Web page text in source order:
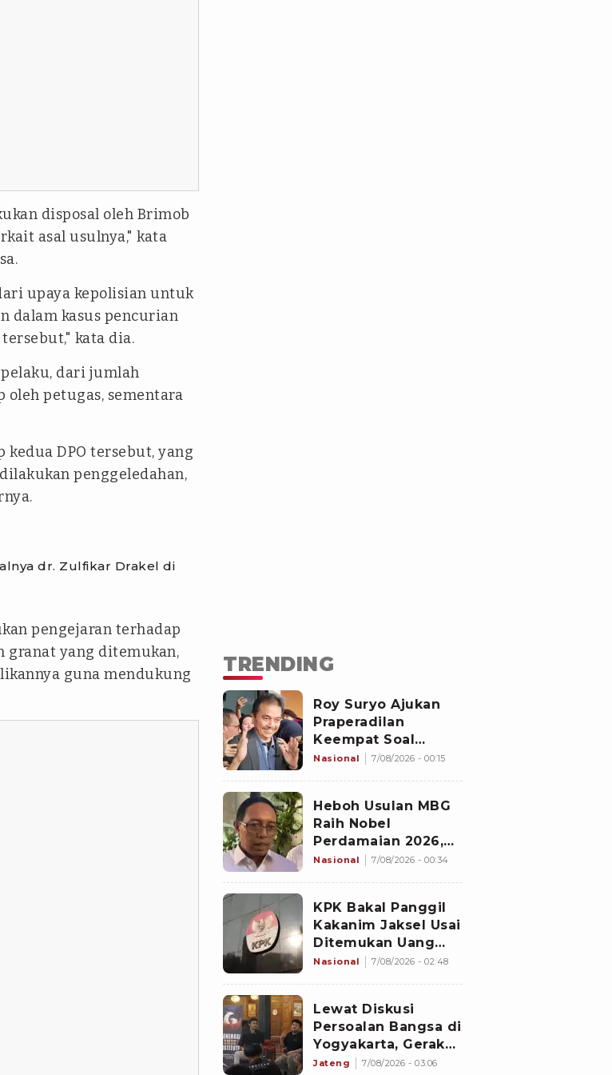
disposal oleh Brimob
asal usulnya," kata
upaya kepolisian untuk
dalam kasus pencurian
kata dia.
dari jumlah
petugas, sementara
DPO tersebut, yang
penggeledahan,
dr. Zulfikar Drakel di
pengejaran terhadap
granat yang ditemukan,
guna mendukung
TRENDING
Roy Suryo Ajukan
Praperadilan
Keempat Soal
Status Cekal
Nasional 7/08/2026 - 00:15
Heboh Usulan MBG
Raih Nobel
Perdamaian 2026,
Istana Akhirnya
Nasional 7/08/2026 - 00:34
KPK Bakal Panggil
Kakanim Jaksel Usai
Ditemukan Uang
8.500 Dolar
Nasional 7/08/2026 - 02:48
Lewat Diskusi
Persoalan Bangsa di
Yogyakarta, Gerakan
Iqra Indonesia
Jateng 7/08/2026 - 03:06